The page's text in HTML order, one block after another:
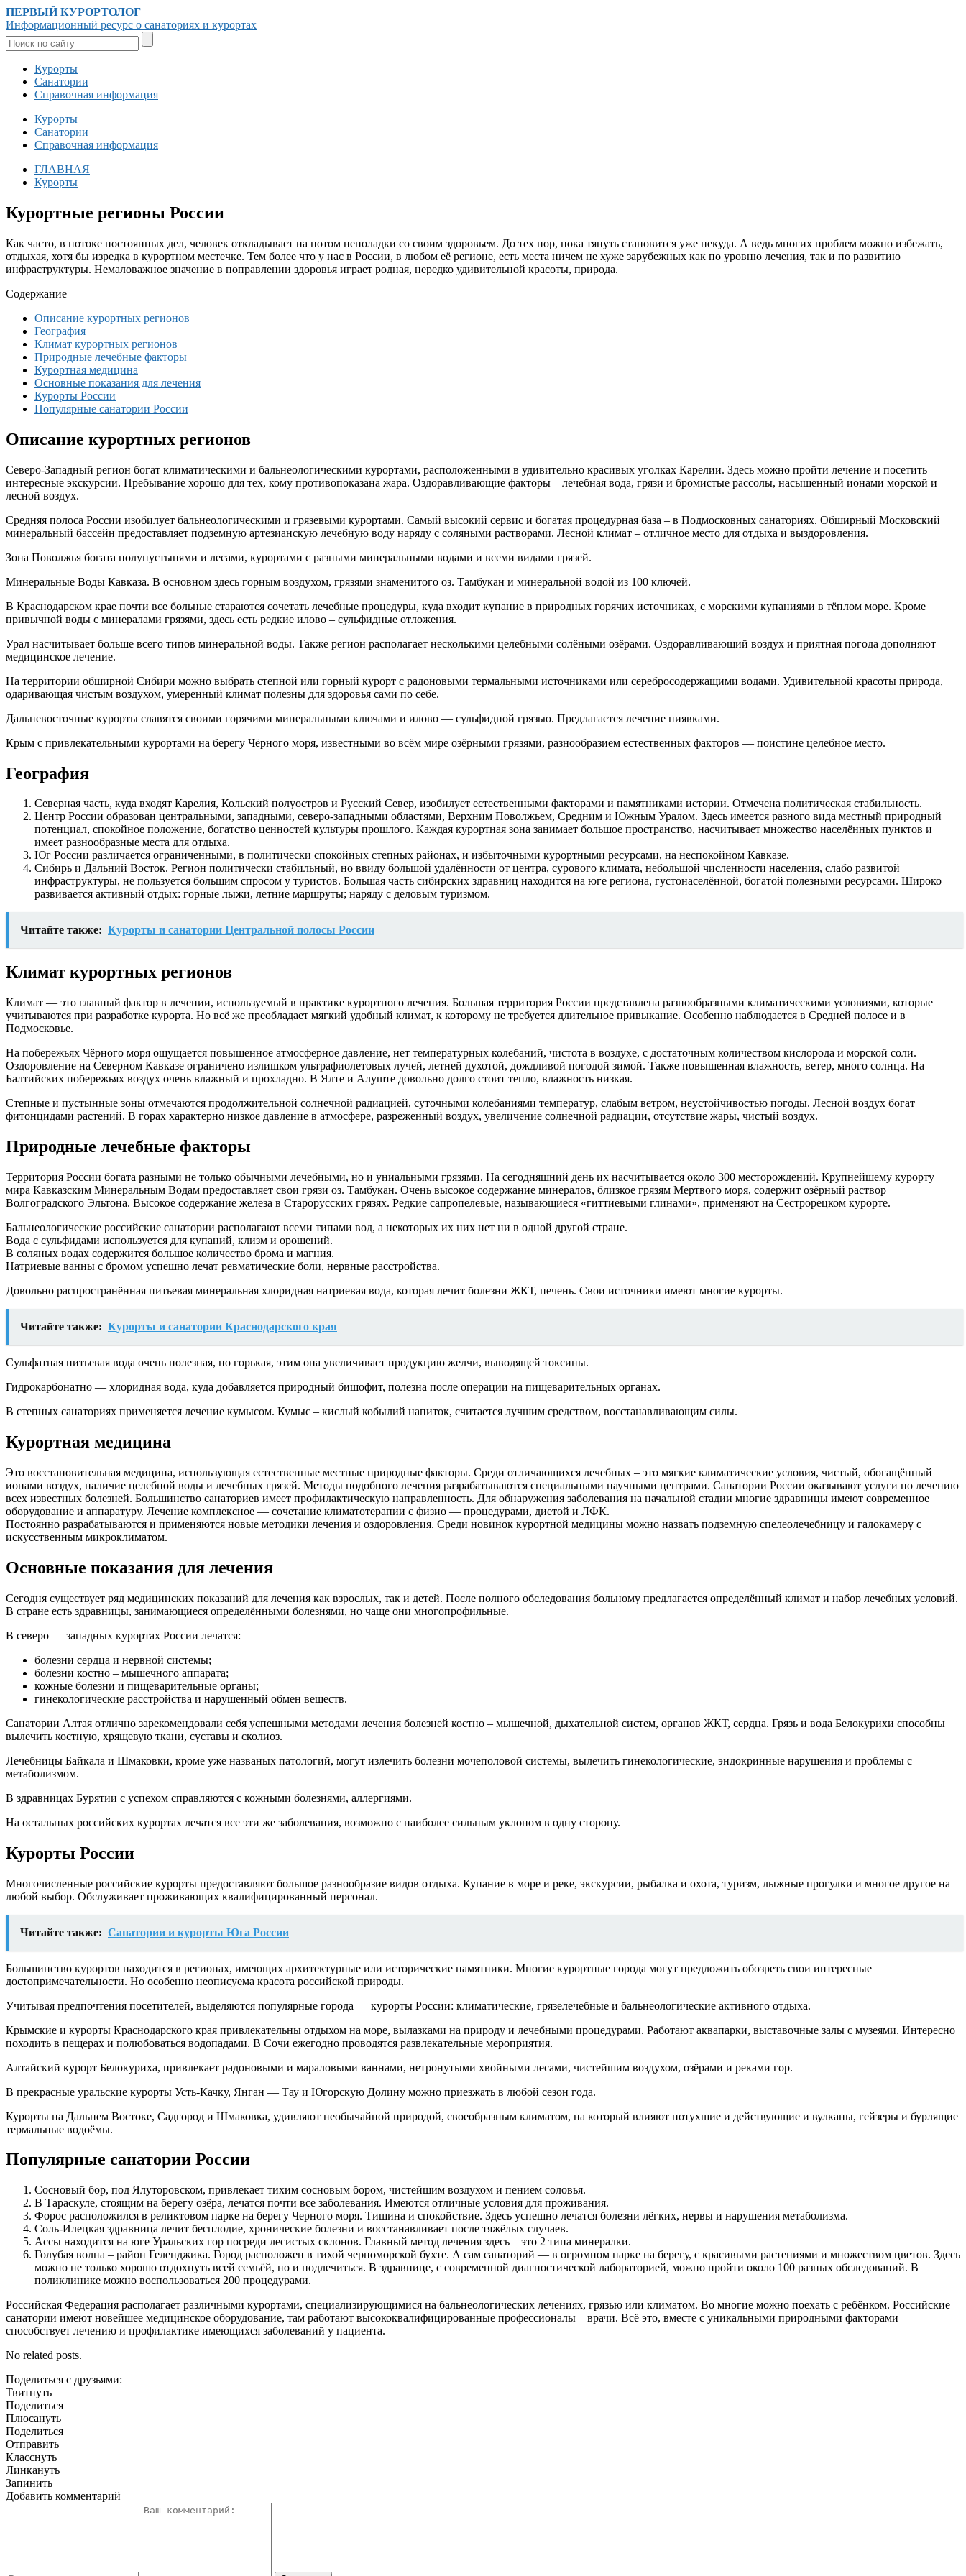
ПЕРВЫЙ КУРОРТОЛОГ
Информационный ресурс о санаториях и курортах
Курорты
Санатории
Справочная информация
Курорты
Санатории
Справочная информация
ГЛАВНАЯ
Курорты
Курортные регионы России
Как часто, в потоке постоянных дел, человек откладывает на потом неполадки со своим здоровьем. До тех пор, пока тянуть становится уже некуда. А ведь многих проблем можно избежать,
отдыхая, хотя бы изредка в курортном местечке. Тем более что у нас в России, в любом её регионе, есть места ничем не хуже зарубежных как по уровню лечения, так и по развитию
инфраструктуры. Немаловажное значение в поправлении здоровья играет родная, нередко удивительной красоты, природа.
Содержание
Описание курортных регионов
География
Климат курортных регионов
Природные лечебные факторы
Курортная медицина
Основные показания для лечения
Курорты России
Популярные санатории России
Описание курортных регионов
Северо-Западный регион богат климатическими и бальнеологическими курортами, расположенными в удивительно красивых уголках Карелии. Здесь можно пройти лечение и посетить
интересные экскурсии. Пребывание хорошо для тех, кому противопоказана жара. Оздоравливающие факторы – лечебная вода, грязи и бромистые рассолы, насыщенный ионами морской и
лесной воздух.
Средняя полоса России изобилует бальнеологическими и грязевыми курортами. Самый высокий сервис и богатая процедурная база – в Подмосковных санаториях. Обширный Московский
минеральный бассейн предоставляет подземную артезианскую лечебную воду наряду с соляными растворами. Лесной климат – отличное место для отдыха и выздоровления.
Зона Поволжья богата полупустынями и лесами, курортами с разными минеральными водами и всеми видами грязей.
Минеральные Воды Кавказа. В основном здесь горным воздухом, грязями знаменитого оз. Тамбукан и минеральной водой из 100 ключей.
В Краснодарском крае почти все больные стараются сочетать лечебные процедуры, куда входит купание в природных горячих источниках, с морскими купаниями в тёплом море. Кроме
привычной воды с минералами грязями, здесь есть редкие илово – сульфидные отложения.
Урал насчитывает больше всего типов минеральной воды. Также регион располагает несколькими целебными солёными озёрами. Оздоравливающий воздух и приятная погода дополняют
медицинское лечение.
На территории обширной Сибири можно выбрать степной или горный курорт с радоновыми термальными источниками или серебросодержащими водами. Удивительной красоты природа,
одаривающая чистым воздухом, умеренный климат полезны для здоровья сами по себе.
Дальневосточные курорты славятся своими горячими минеральными ключами и илово — сульфидной грязью. Предлагается лечение пиявками.
Крым с привлекательными курортами на берегу Чёрного моря, известными во всём мире озёрными грязями, разнообразием естественных факторов — поистине целебное место.
География
Северная часть, куда входят Карелия, Кольский полуостров и Русский Север, изобилует естественными факторами и памятниками истории. Отмечена политическая стабильность.
Центр России образован центральными, западными, северо-западными областями, Верхним Поволжьем, Средним и Южным Уралом. Здесь имеется разного вида местный природный
потенциал, спокойное положение, богатство ценностей культуры прошлого. Каждая курортная зона занимает большое пространство, насчитывает множество населённых пунктов и
имеет разнообразные места для отдыха.
Юг России различается ограниченными, в политически спокойных степных районах, и избыточными курортными ресурсами, на неспокойном Кавказе.
Сибирь и Дальний Восток. Регион политически стабильный, но ввиду большой удалённости от центра, сурового климата, небольшой численности населения, слабо развитой
инфраструктуры, не пользуется большим спросом у туристов. Большая часть сибирских здравниц находится на юге региона, густонаселённой, богатой полезными ресурсами. Широко
развивается активный отдых: горные лыжи, летние маршруты; наряду с деловым туризмом.
Читайте также: Курорты и санатории Центральной полосы России
Климат курортных регионов
Климат — это главный фактор в лечении, используемый в практике курортного лечения. Большая территория России представлена разнообразными климатическими условиями, которые
учитываются при разработке курорта. Но всё же преобладает мягкий удобный климат, к которому не требуется длительное привыкание. Особенно наблюдается в Средней полосе и в
Подмосковье.
На побережьях Чёрного моря ощущается повышенное атмосферное давление, нет температурных колебаний, чистота в воздухе, с достаточным количеством кислорода и морской соли.
Оздоровление на Северном Кавказе ограничено излишком ультрафиолетовых лучей, летней духотой, дождливой погодой зимой. Также повышенная влажность, ветер, много солнца. На
Балтийских побережьях воздух очень влажный и прохладно. В Ялте и Алуште довольно долго стоит тепло, влажность низкая.
Степные и пустынные зоны отмечаются продолжительной солнечной радиацией, суточными колебаниями температур, слабым ветром, неустойчивостью погоды. Лесной воздух богат
фитонцидами растений. В горах характерно низкое давление в атмосфере, разреженный воздух, увеличение солнечной радиации, отсутствие жары, чистый воздух.
Природные лечебные факторы
Территория России богата разными не только обычными лечебными, но и униальными грязями. На сегодняшний день их насчитывается около 300 месторождений. Крупнейшему курорту
мира Кавказским Минеральным Водам предоставляет свои грязи оз. Тамбукан. Очень высокое содержание минералов, близкое грязям Мертвого моря, содержит озёрный раствор
Волгоградского Эльтона. Высокое содержание железа в Старорусских грязях. Редкие сапропелевые, называющиеся «гиттиевыми глинами», применяют на Сестрорецком курорте.
Бальнеологические российские санатории располагают всеми типами вод, а некоторых их них нет ни в одной другой стране.
Вода с сульфидами используется для купаний, клизм и орошений.
В соляных водах содержится большое количество брома и магния.
Натриевые ванны с бромом успешно лечат ревматические боли, нервные расстройства.
Довольно распространённая питьевая минеральная хлоридная натриевая вода, которая лечит болезни ЖКТ, печень. Свои источники имеют многие курорты.
Читайте также: Курорты и санатории Краснодарского края
Сульфатная питьевая вода очень полезная, но горькая, этим она увеличивает продукцию желчи, выводящей токсины.
Гидрокарбонатно — хлоридная вода, куда добавляется природный бишофит, полезна после операции на пищеварительных органах.
В степных санаториях применяется лечение кумысом. Кумыс – кислый кобылий напиток, считается лучшим средством, восстанавливающим силы.
Курортная медицина
Это восстановительная медицина, использующая естественные местные природные факторы. Среди отличающихся лечебных – это мягкие климатические условия, чистый, обогащённый
ионами воздух, наличие целебной воды и лечебных грязей. Методы подобного лечения разрабатываются специальными научными центрами. Санатории России оказывают услуги по лечению
всех известных болезней. Большинство санаториев имеет профилактическую направленность. Для обнаружения заболевания на начальной стадии многие здравницы имеют современное
оборудование и аппаратуру. Лечение комплексное — сочетание климатотерапии с физио — процедурами, диетой и ЛФК.
Постоянно разрабатываются и применяются новые методики лечения и оздоровления. Среди новинок курортной медицины можно назвать подземную спелеолечебницу и галокамеру с
искусственным микроклиматом.
Основные показания для лечения
Сегодня существует ряд медицинских показаний для лечения как взрослых, так и детей. После полного обследования больному предлагается определённый климат и набор лечебных условий.
В стране есть здравницы, занимающиеся определёнными болезнями, но чаще они многопрофильные.
В северо — западных курортах России лечатся:
болезни сердца и нервной системы;
болезни костно – мышечного аппарата;
кожные болезни и пищеварительные органы;
гинекологические расстройства и нарушенный обмен веществ.
Санатории Алтая отлично зарекомендовали себя успешными методами лечения болезней костно – мышечной, дыхательной систем, органов ЖКТ, сердца. Грязь и вода Белокурихи способны
вылечить костную, хрящевую ткани, суставы и сколиоз.
Лечебницы Байкала и Шмаковки, кроме уже названых патологий, могут излечить болезни мочеполовой системы, вылечить гинекологические, эндокринные нарушения и проблемы с
метаболизмом.
В здравницах Бурятии с успехом справляются с кожными болезнями, аллергиями.
На остальных российских курортах лечатся все эти же заболевания, возможно с наиболее сильным уклоном в одну сторону.
Курорты России
Многочисленные российские курорты предоставляют большое разнообразие видов отдыха. Купание в море и реке, экскурсии, рыбалка и охота, туризм, лыжные прогулки и многое другое на
любой выбор. Обслуживает проживающих квалифицированный персонал.
Читайте также: Санатории и курорты Юга России
Большинство курортов находится в регионах, имеющих архитектурные или исторические памятники. Многие курортные города могут предложить обозреть свои интересные
достопримечательности. Но особенно неописуема красота российской природы.
Учитывая предпочтения посетителей, выделяются популярные города — курорты России: климатические, грязелечебные и бальнеологические активного отдыха.
Крымские и курорты Краснодарского края привлекательны отдыхом на море, вылазками на природу и лечебными процедурами. Работают аквапарки, выставочные залы с музеями. Интересно
походить в пещерах и полюбоваться водопадами. В Сочи ежегодно проводятся развлекательные мероприятия.
Алтайский курорт Белокуриха, привлекает радоновыми и мараловыми ваннами, нетронутыми хвойными лесами, чистейшим воздухом, озёрами и реками гор.
В прекрасные уральские курорты Усть-Качку, Янган — Тау и Югорскую Долину можно приезжать в любой сезон года.
Курорты на Дальнем Востоке, Садгород и Шмаковка, удивляют необычайной природой, своеобразным климатом, на который влияют потухшие и действующие и вулканы, гейзеры и бурлящие
термальные водоёмы.
Популярные санатории России
Сосновый бор, под Ялуторовском, привлекает тихим сосновым бором, чистейшим воздухом и пением соловья.
В Тараскуле, стоящим на берегу озёра, лечатся почти все заболевания. Имеются отличные условия для проживания.
Форос расположился в реликтовом парке на берегу Черного моря. Тишина и спокойствие. Здесь успешно лечатся болезни лёгких, нервы и нарушения метаболизма.
Соль-Илецкая здравница лечит бесплодие, хронические болезни и восстанавливает после тяжёлых случаев.
Ассы находится на юге Уральских гор посреди лесистых склонов. Главный метод лечения здесь – это 2 типа минералки.
Голубая волна – район Геленджика. Город расположен в тихой черноморской бухте. А сам санаторий — в огромном парке на берегу, с красивыми растениями и множеством цветов. Здесь
можно не только хорошо отдохнуть всей семьёй, но и подлечиться. В здравнице, с современной диагностической лабораторией, можно пройти около 100 разных обследований. В
поликлинике можно воспользоваться 200 процедурами.
Российская Федерация располагает различными курортами, специализирующимися на бальнеологических лечениях, грязью или климатом. Во многие можно поехать с ребёнком. Российские
санатории имеют новейшее медицинское оборудование, там работают высококвалифицированные профессионалы – врачи. Всё это, вместе с уникальными природными факторами
способствует лечению и профилактике имеющихся заболеваний у пациента.
No related posts.
Поделиться с друзьями:
Твитнуть
Поделиться
Плюсануть
Поделиться
Отправить
Класснуть
Линкануть
Запинить
Добавить комментарий